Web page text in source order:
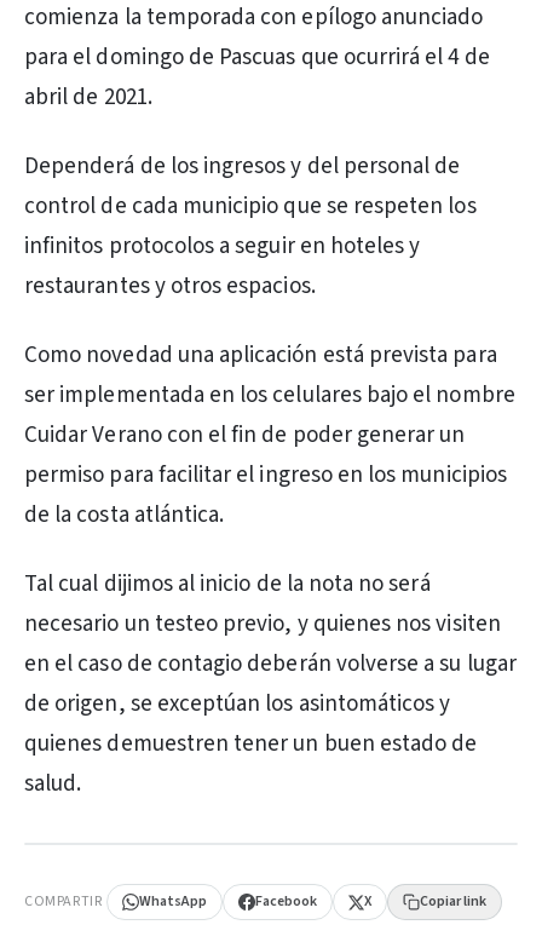
comienza la temporada con epílogo anunciado
para el domingo de Pascuas que ocurrirá el 4 de
abril de 2021.
Dependerá de los ingresos y del personal de
control de cada municipio que se respeten los
infinitos protocolos a seguir en hoteles y
restaurantes y otros espacios.
Como novedad una aplicación está prevista para
ser implementada en los celulares bajo el nombre
Cuidar Verano con el fin de poder generar un
permiso para facilitar el ingreso en los municipios
de la costa atlántica.
Tal cual dijimos al inicio de la nota no será
necesario un testeo previo, y quienes nos visiten
en el caso de contagio deberán volverse a su lugar
de origen, se exceptúan los asintomáticos y
quienes demuestren tener un buen estado de
salud.
COMPARTIR WhatsApp Facebook X Copiar link